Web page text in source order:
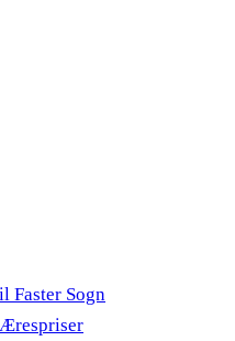
Faster Sogn